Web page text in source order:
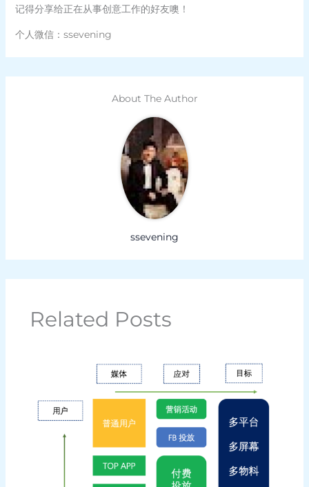
记得分享给正在从事创意工作的好友噢！
个人微信：ssevening
About The Author
ssevening
Related Posts